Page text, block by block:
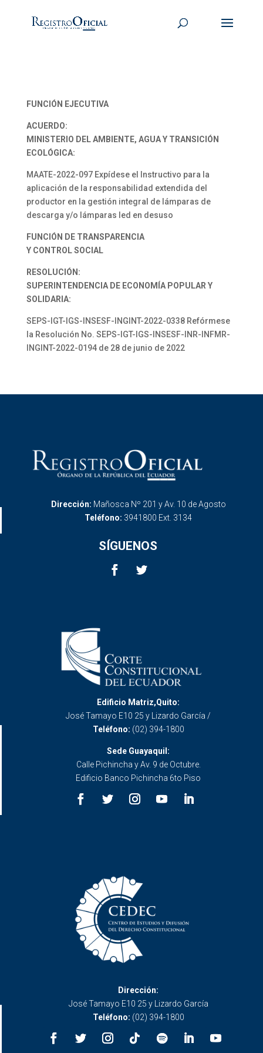
FUNCIÓN EJECUTIVA
ACUERDO:
MINISTERIO DEL AMBIENTE, AGUA Y TRANSICIÓN
ECOLÓGICA:
MAATE-2022-097 Expídese el Instructivo para la
aplicación de la responsabilidad extendida del
productor en la gestión integral de lámparas de
descarga y/o lámparas led en desuso
FUNCIÓN DE TRANSPARENCIA
Y CONTROL SOCIAL
RESOLUCIÓN:
SUPERINTENDENCIA DE ECONOMÍA POPULAR Y
SOLIDARIA:
SEPS-IGT-IGS-INSESF-INGINT-2022-0338 Refórmese
la Resolución No. SEPS-IGT-IGS-INSESF-INR-INFMR-
INGINT-2022-0194 de 28 de junio de 2022
Dirección: Mañosca Nº 201 y Av. 10 de Agosto
Teléfono: 3941800 Ext. 3134
SÍGUENOS
Edificio Matriz,Quito:
José Tamayo E10 25 y Lizardo García /
Teléfono: (02) 394-1800
Sede Guayaquil:
Calle Pichincha y Av. 9 de Octubre.
Edificio Banco Pichincha 6to Piso
Dirección:
José Tamayo E10 25 y Lizardo García
Teléfono: (02) 394-1800